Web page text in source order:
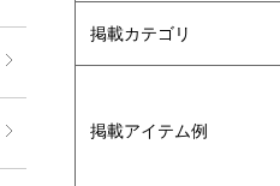
掲載カテゴリ
掲載アイテム例